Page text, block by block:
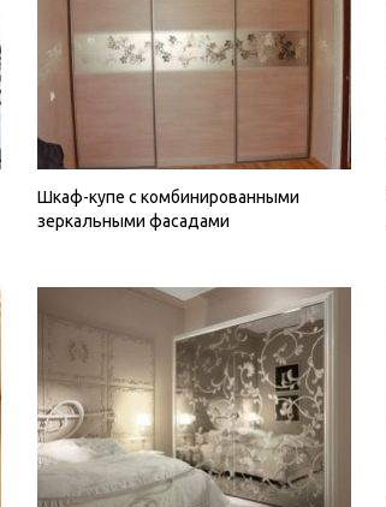
Шкаф-купе с комбинированными
зеркальными фасадами